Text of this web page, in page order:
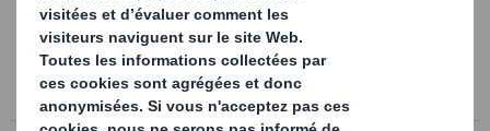
innovants et vous garantir le maximum
d'impact en linéaire.
En savoir plus